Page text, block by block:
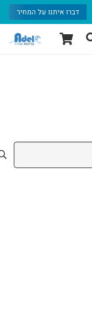
דברו איתנו על המחיר